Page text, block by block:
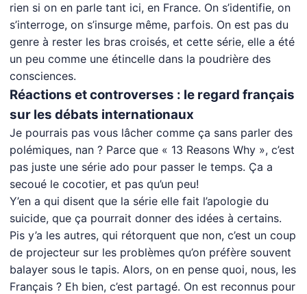
rien si on en parle tant ici, en France. On s’identifie, on
s’interroge, on s’insurge même, parfois. On est pas du
genre à rester les bras croisés, et cette série, elle a été
un peu comme une étincelle dans la poudrière des
consciences.
Réactions et controverses : le regard français
sur les débats internationaux
Je pourrais pas vous lâcher comme ça sans parler des
polémiques, nan ? Parce que « 13 Reasons Why », c’est
pas juste une série ado pour passer le temps. Ça a
secoué le cocotier, et pas qu’un peu!
Y’en a qui disent que la série elle fait l’apologie du
suicide, que ça pourrait donner des idées à certains.
Pis y’a les autres, qui rétorquent que non, c’est un coup
de projecteur sur les problèmes qu’on préfère souvent
balayer sous le tapis. Alors, on en pense quoi, nous, les
Français ? Eh bien, c’est partagé. On est reconnus pour